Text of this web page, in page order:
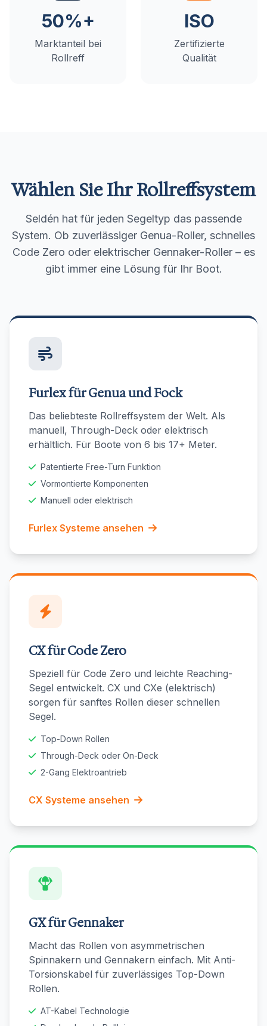
50%+
Marktanteil bei
Rollreff
ISO
Zertifizierte
Qualität
Wählen Sie Ihr Rollreffsystem
Seldén hat für jeden Segeltyp das passende
System. Ob zuverlässiger Genua-Roller, schnelles
Code Zero oder elektrischer Gennaker-Roller – es
gibt immer eine Lösung für Ihr Boot.
Furlex für Genua und Fock
Das beliebteste Rollreffsystem der Welt. Als
manuell, Through-Deck oder elektrisch
erhältlich. Für Boote von 6 bis 17+ Meter.
Patentierte Free-Turn Funktion
Vormontierte Komponenten
Manuell oder elektrisch
Furlex Systeme ansehen
CX für Code Zero
Speziell für Code Zero und leichte Reaching-
Segel entwickelt. CX und CXe (elektrisch)
sorgen für sanftes Rollen dieser schnellen
Segel.
Top-Down Rollen
Through-Deck oder On-Deck
2-Gang Elektroantrieb
CX Systeme ansehen
GX für Gennaker
Macht das Rollen von asymmetrischen
Spinnakern und Gennakern einfach. Mit Anti-
Torsionskabel für zuverlässiges Top-Down
Rollen.
AT-Kabel Technologie